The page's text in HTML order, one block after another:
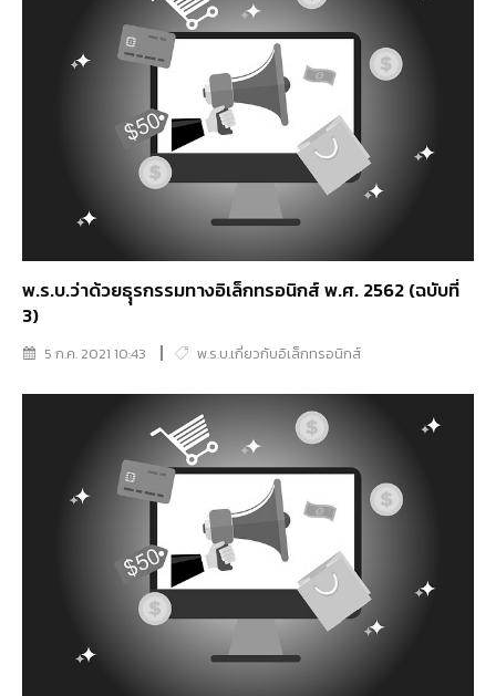
พ.ร.บ.ว่าด้วยธุุรกรรมทางอิเล็กทรอนิกส์ พ.ศ. 2562 (ฉบับที่
3)
5 ก.ค. 2021 10:43 พ.ร.บ.เกี่ยวกับอิเล็กทรอนิกส์